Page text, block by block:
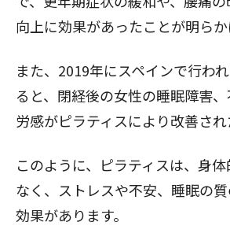
向上に効果があったことが明らか
また、 2019年にスペインで行わ
ると、閉経後の女性の睡眠障害
労感がピラティスにより改善され
このように、ピラティスは、身
なく、ストレスや不安、睡眠の
効果があります。